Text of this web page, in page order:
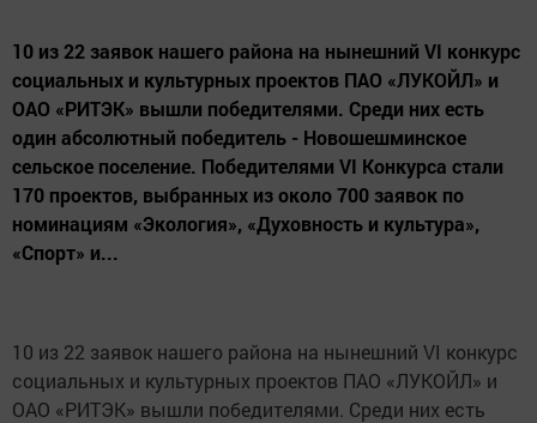
10 из 22 заявок нашего района на нынешний VI конкурс
социальных и культурных проектов ПАО «ЛУКОЙЛ» и
ОАО «РИТЭК» вышли победителями. Среди них есть
один абсолютный победитель - Новошешминское
сельское поселение. Победителями VI Конкурса стали
170 проектов, выбранных из около 700 заявок по
номинациям «Экология», «Духовность и культура»,
«Спорт» и...
10 из 22 заявок нашего района на нынешний VI конкурс
социальных и культурных проектов ПАО «ЛУКОЙЛ» и
ОАО «РИТЭК» вышли победителями. Среди них есть